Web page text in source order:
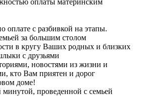
оплате с разбивкой на этапы.
за большим столом
в кругу Ваших родных и близких
с друзьями
новостями из жизни и
кто Вам приятен и дорог
доме!
проведенной с семьей